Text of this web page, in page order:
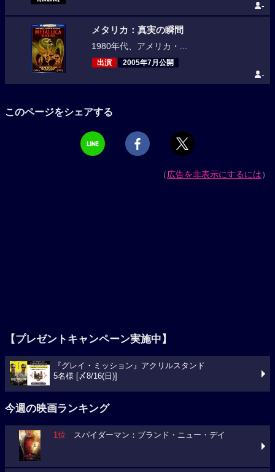
-
メタリカ：真実の瞬間
1980年代、アメリカ・...
出演 2005年7月公開
-
このページをシェアする
（広告を非表示にするには）
【プレゼントキャンペーン実施中】
『グレイ・ミッション』アクリルスタンド
5名様 [〆8/16(日)]
今週の映画ランキング
1位 スパイダーマン：ブランド・ニュー・デイ